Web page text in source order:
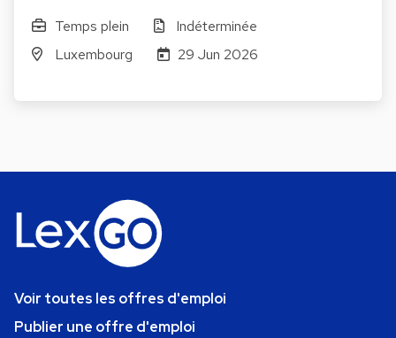
Temps plein
Indéterminée
Luxembourg
29 Jun 2026
Voir toutes les offres d'emploi
Publier une offre d'emploi